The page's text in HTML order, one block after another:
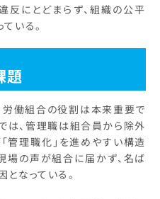
反にとどまらず、組織の公平
いる。
題
労働組合の役割は本来重要で
は、管理職は組合員から除外
管理職化」を進めやすい構造
場の声が組合に届かず、名ば
なっている。